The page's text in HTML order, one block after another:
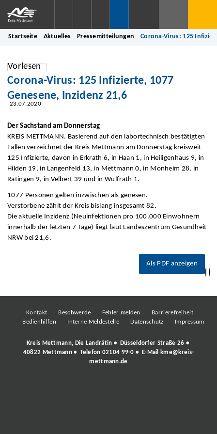
Startseite Aktuelles Pressemitteilungen Corona-Virus: 125
Vorlesen
Corona-Virus: 125 Infizierte, 1077
Genesene, Inzidenz 21,6
23.07.2020
Der Sachstand am Donnerstag
KREIS METTMANN. Basierend auf den labortechnisch bestätigten
Fällen verzeichnet der Kreis Mettmann am Donnerstag kreisweit
125 Infizierte, davon in Erkrath 6, in Haan 1, in Heiligenhaus 9, in
Hilden 19, in Langenfeld 13, in Mettmann 0, in Monheim 28, in
Ratingen 9, in Velbert 39 und in Wülfrath 1.
1077 Personen gelten inzwischen als genesen.
Verstorbene zählt der Kreis bislang insgesamt 82.
Die aktuelle Inzidenz (Neuinfektionen pro 100.000 Einwohnern
innerhalb der letzten 7 Tage) liegt laut Landeszentrum Gesundheit
NRW bei 21,6.
Als PDF anzeigen
Kontakt Beschwerde Fehler melden
Barrierefreiheit
Bedienhilfen
Interne Meldestelle Datenschutz Impressum
Kreis Mettmann, Die Landrätin • Düsseldorfer Straße 26 •
40822 Mettmann • Telefon 02104 99-0 • E-Mail
kme@kreis-
mettmann.de